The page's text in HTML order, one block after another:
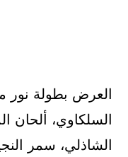
العرض بطولة نور
السلكاوي، ألحان
الشاذلي، سمر